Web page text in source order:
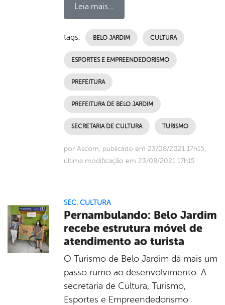
Leia mais...
tags: BELO JARDIM CULTURA
ESPORTES E EMPREENDEDORISMO
PREFEITURA
PREFEITURA DE BELO JARDIM
SECRETARIA DE CULTURA TURISMO
por Ascom, publicado em 23/08/2021 17h15,
última modificação em 23/08/2021 17h15
SEC. CULTURA
Pernambulando: Belo Jardim
recebe estrutura móvel de
atendimento ao turista
O Turismo de Belo Jardim dá mais um
passo rumo ao desenvolvimento. A
secretaria de Cultura, Turismo,
Esportes e Empreendedorismo